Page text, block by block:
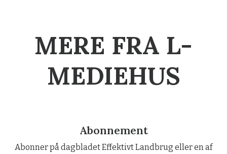
MERE FRA L-
MEDIEHUS
Abonnement
Abonner på dagbladet Effektivt Landbrug eller en af